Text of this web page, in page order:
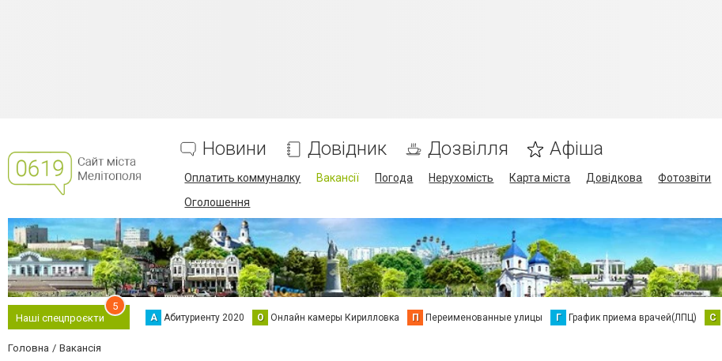
Новини Довідник Дозвілля Афіша
Оплатить коммуналку Вакансії Погода Нерухомість Карта міста Довідкова Фотозвіти
Оголошення
Наші спецпроєкти
5
А Абитуриенту 2020 О Онлайн камеры Кирилловка П Переименованные улицы Г График приема врачей(ЛПЦ) С
Головна Вакансія